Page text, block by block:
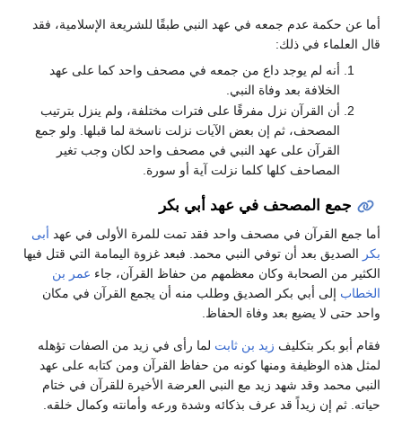
أما عن حكمة عدم جمعه في عهد النبي طبقًا للشريعة الإسلامية، فقد
قال العلماء في ذلك:
أنه لم يوجد داع من جمعه في مصحف واحد كما على عهد
الخلافة بعد وفاة النبي.
أن القرآن نزل مفرقًا على فترات مختلفة، ولم ينزل بترتيب
المصحف، ثم إن بعض الآيات نزلت ناسخة لما قبلها. ولو جمع
القرآن على عهد النبي في مصحف واحد لكان وجب تغير
المصاحف كلها كلما نزلت آية أو سورة.
جمع المصحف في عهد أبي بكر
أما جمع القرآن في مصحف واحد فقد تمت للمرة الأولى في عهد أبى
بكر الصديق بعد أن توفي النبي محمد. فبعد غزوة اليمامة التي قتل فيها
الكثير من الصحابة وكان معظمهم من حفاظ القرآن، جاء عمر بن
الخطاب إلى أبي بكر الصديق وطلب منه أن يجمع القرآن في مكان
واحد حتى لا يضيع بعد وفاة الحفاظ.
فقام أبو بكر بتكليف زيد بن ثابت لما رأى في زيد من الصفات تؤهله
لمثل هذه الوظيفة ومنها كونه من حفاظ القرآن ومن كتابه على عهد
النبي محمد وقد شهد زيد مع النبي العرضة الأخيرة للقرآن في ختام
حياته. ثم إن زيداً قد عرف بذكائه وشدة ورعه وأمانته وكمال خلقه.